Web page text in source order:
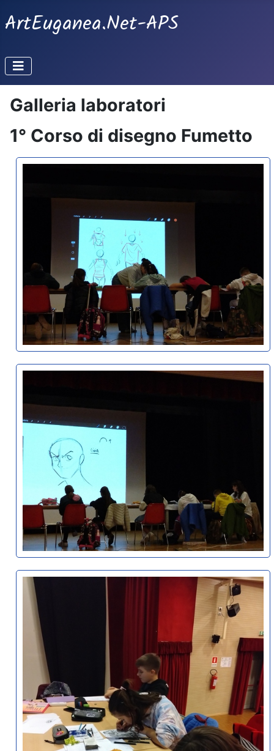
ArtEuganea.Net-APS
Galleria laboratori
1° Corso di disegno Fumetto